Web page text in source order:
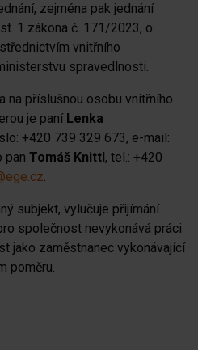
zejména pak jednání
1 zákona č. 171/2023, o
vnitřního
spravedlnosti.
na příslušnou osobu vnitřního
je paní Lenka
+420 739 329 673, e-mail:
pan Tomáš Knittl, tel.: +420
.
subjekt, vylučuje přijímání
společnost nevykonává práci
jako zaměstnanec vykonávající
poměru.